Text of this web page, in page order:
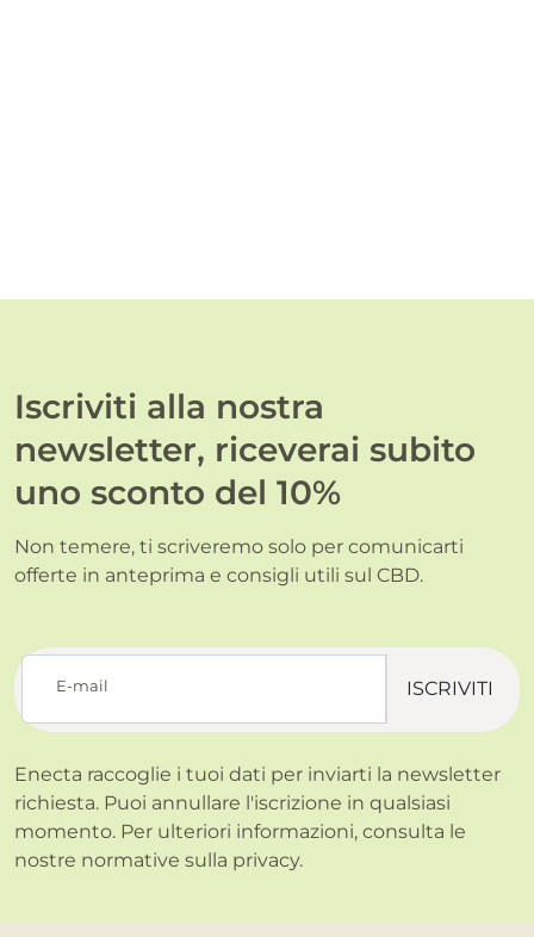
Iscriviti alla nostra
newsletter, riceverai subito
uno sconto del 10%
Non temere, ti scriveremo solo per comunicarti
offerte in anteprima e consigli utili sul CBD.
E-mail ISCRIVITI
Enecta raccoglie i tuoi dati per inviarti la newsletter
richiesta. Puoi annullare l'iscrizione in qualsiasi
momento. Per ulteriori informazioni, consulta le
nostre normative sulla privacy.